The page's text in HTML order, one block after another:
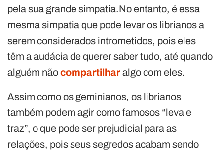
pela sua grande simpatia.No entanto, é essa
mesma simpatia que pode levar os librianos a
serem considerados intrometidos, pois eles
têm a audácia de querer saber tudo, até quando
alguém nãocompartilharalgo com eles.
Assim como os geminianos, os librianos
também podem agir como famosos “leva e
traz”, o que pode ser prejudicial para as
relações, pois seus segredos acabam sendo